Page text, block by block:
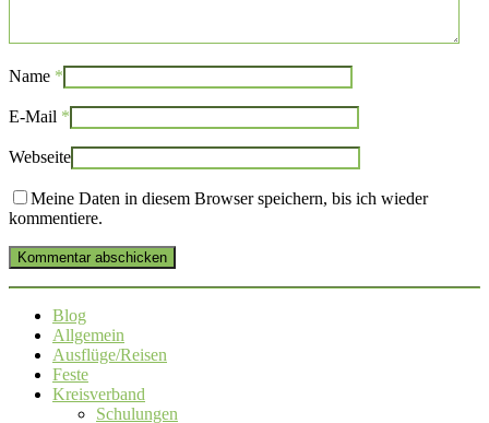
Name *
E-Mail *
Webseite
Meine Daten in diesem Browser speichern, bis ich wieder
kommentiere.
Kommentar abschicken
Blog
Allgemein
Ausflüge/Reisen
Feste
Kreisverband
Schulungen